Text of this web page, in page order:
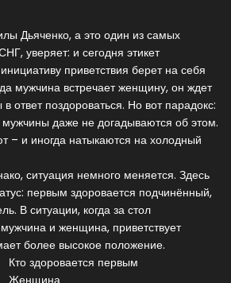
Дьяченко, а это один из самых
уверяет: и сегодня этикет
приветствия берет на себя
мужчина встречает женщину, он ждет
ответ поздороваться. Но вот парадокс:
даже не догадываются об этом.
– и иногда натыкаются на холодный
ситуация немного меняется. Здесь
первым здоровается подчинённый,
В ситуации, когда за стол
и женщина, приветствует
более высокое положение.
Кто здоровается первым